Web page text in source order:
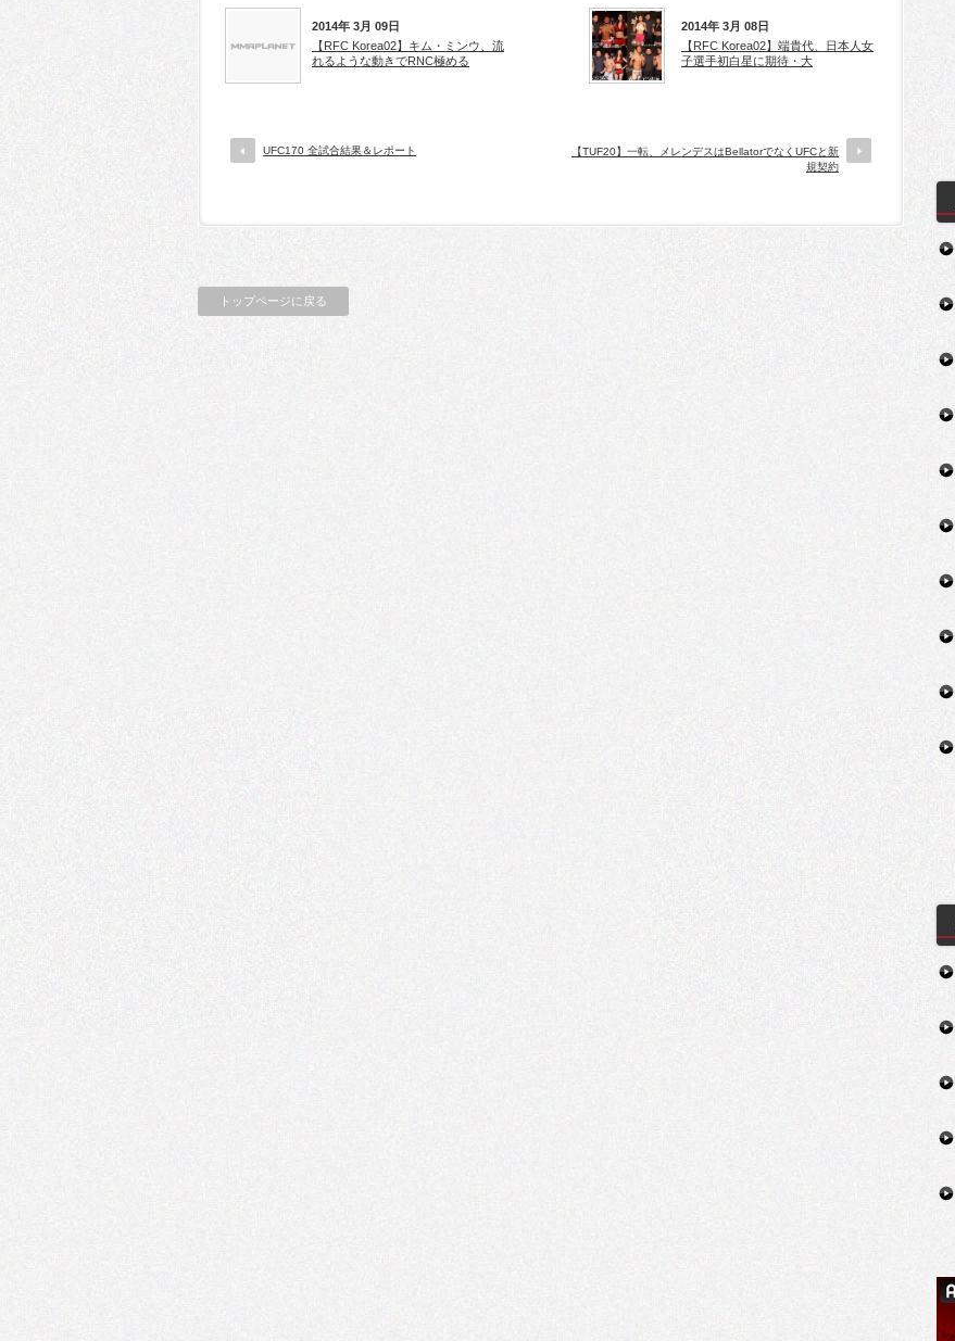
2014年 3月 09日
【RFC Korea02】キム・ミンウ、流
れるような動きでRNC極める
2014年 3月 08日
【RFC Korea02】端貴代、日本人女
子選手初白星に期待・大
UFC170 全試合結果＆レポート
【TUF20】一転、メレンデスはBellatorでなくUFCと新
規契約
トップページに戻る